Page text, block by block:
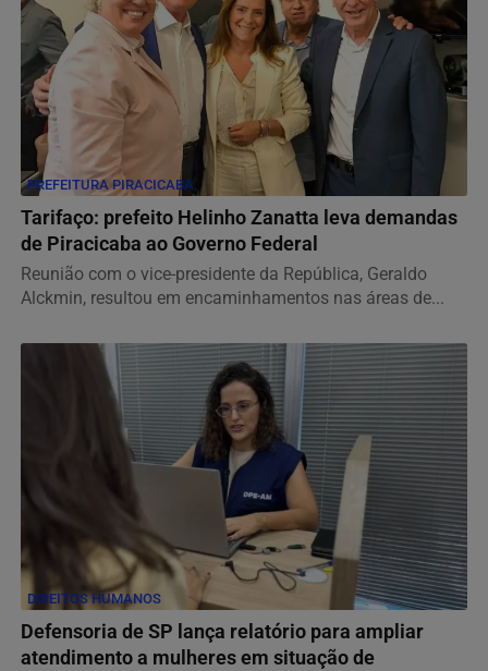
PREFEITURA PIRACICABA
Tarifaço: prefeito Helinho Zanatta leva demandas
de Piracicaba ao Governo Federal
Reunião com o vice-presidente da República, Geraldo
Alckmin, resultou em encaminhamentos nas áreas de...
DIREITOS HUMANOS
Defensoria de SP lança relatório para ampliar
atendimento a mulheres em situação de